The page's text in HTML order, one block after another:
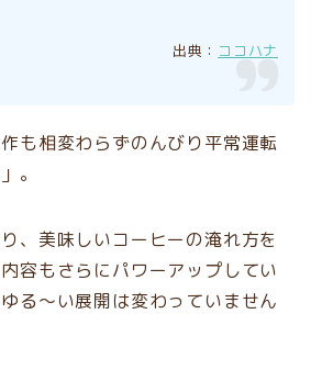
出典： ココハナ
も相変わらずのんびり平常運転
。
、美味しいコーヒーの淹れ方を
容もさらにパワーアップしてい
る〜い展開は変わっていません